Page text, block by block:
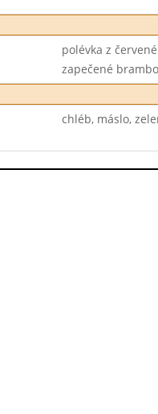
polévka z
zapečené
chléb, máslo,